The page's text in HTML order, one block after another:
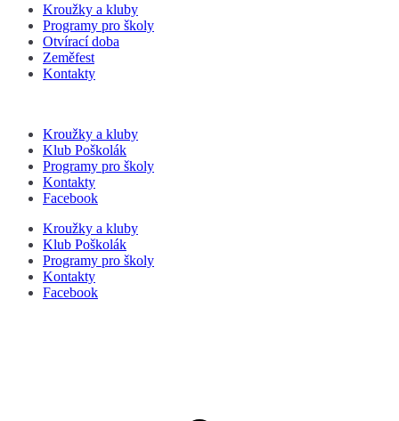
Kroužky a kluby
Programy pro školy
Otvírací doba
Zeměfest
Kontakty
Kroužky a kluby
Klub Poškolák
Programy pro školy
Kontakty
Facebook
Kroužky a kluby
Klub Poškolák
Programy pro školy
Kontakty
Facebook